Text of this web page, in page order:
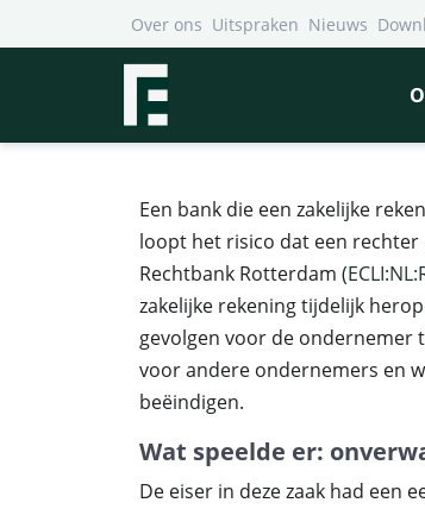
Over ons Uitspraken Nieuws
Financieel Recht Advocaten>Uitspraken
Rechter verplicht
beëindiging
Een bank die een zakelijke
loopt het risico dat een rechter
Rechtbank Rotterdam (
zakelijke rekening tijdelijk
gevolgen voor de ondernemer
voor andere ondernemers en
beëindigen.
Wat speelde er:
De eiser in deze zaak had een